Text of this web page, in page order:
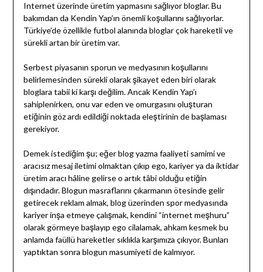
Internet üzerinde üretim yapmasını sağlıyor bloglar. Bu
bakımdan da Kendin Yap’ın önemli koşullarını sağlıyorlar.
Türkiye’de özellikle futbol alanında bloglar çok hareketli ve
sürekli artan bir üretim var.
Serbest piyasanın sporun ve medyasının koşullarını
belirlemesinden sürekli olarak şikayet eden biri olarak
bloglara tabii ki karşı değilim. Ancak Kendin Yap’ı
sahiplenirken, onu var eden ve omurgasını oluşturan
etiğinin göz ardı edildiği noktada eleştirinin de başlaması
gerekiyor.
Demek istediğim şu; eğer blog yazma faaliyeti samimi ve
aracısız mesaj iletimi olmaktan çıkıp ego, kariyer ya da iktidar
üretim aracı hâline gelirse o artık tâbi olduğu etiğin
dışındadır. Blogun masraflarını çıkarmanın ötesinde gelir
getirecek reklam almak, blog üzerinden spor medyasında
kariyer inşa etmeye çalışmak, kendini “internet meşhuru”
olarak görmeye başlayıp ego cilalamak, ahkam kesmek bu
anlamda faüllü hareketler sıklıkla karşımıza çıkıyor. Bunları
yaptıktan sonra blogun masumiyeti de kalmıyor.